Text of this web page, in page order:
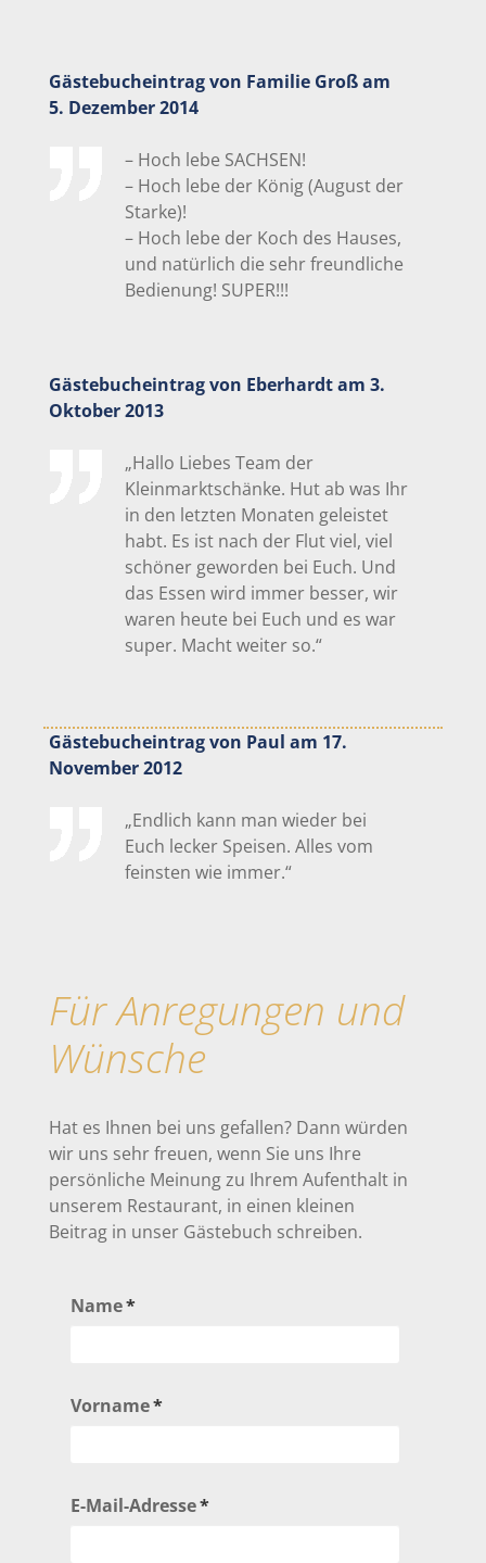
Gästebucheintrag von Familie Groß am
5. Dezember 2014
– Hoch lebe SACHSEN!
– Hoch lebe der König (August der
Starke)!
– Hoch lebe der Koch des Hauses,
und natürlich die sehr freundliche
Bedienung! SUPER!!!
Gästebucheintrag von Eberhardt am 3.
Oktober 2013
„Hallo Liebes Team der
Kleinmarktschänke. Hut ab was Ihr
in den letzten Monaten geleistet
habt. Es ist nach der Flut viel, viel
schöner geworden bei Euch. Und
das Essen wird immer besser, wir
waren heute bei Euch und es war
super. Macht weiter so.“
Gästebucheintrag von Paul am 17.
November 2012
„Endlich kann man wieder bei
Euch lecker Speisen. Alles vom
feinsten wie immer.“
Für Anregungen und
Wünsche
Hat es Ihnen bei uns gefallen? Dann würden
wir uns sehr freuen, wenn Sie uns Ihre
persönliche Meinung zu Ihrem Aufenthalt in
unserem Restaurant, in einen kleinen
Beitrag in unser Gästebuch schreiben.
Pflichtfeld
Name*
Pflichtfeld
Vorname*
Pflichtfeld
E-Mail-Adresse*